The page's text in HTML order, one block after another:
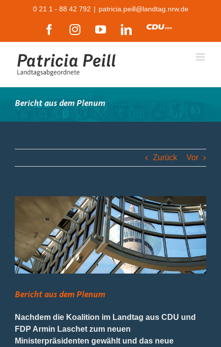
0 21 1 - 88 42 792 | patricia.peill@landtag.nrw.de
FacebookInstagramYouTubeLinkedIn
CDU
Bericht aus dem Plenum
Zurück Vor
Bericht aus dem Plenum
Nachdem die Koalition im Landtag aus CDU und
FDP Armin Laschet zum neuen
Ministerpräsidenten gewählt und das neue